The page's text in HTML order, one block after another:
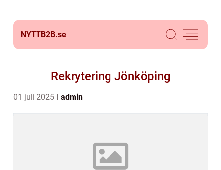
NYTTB2B.se
Rekrytering Jönköping
01 juli 2025 admin